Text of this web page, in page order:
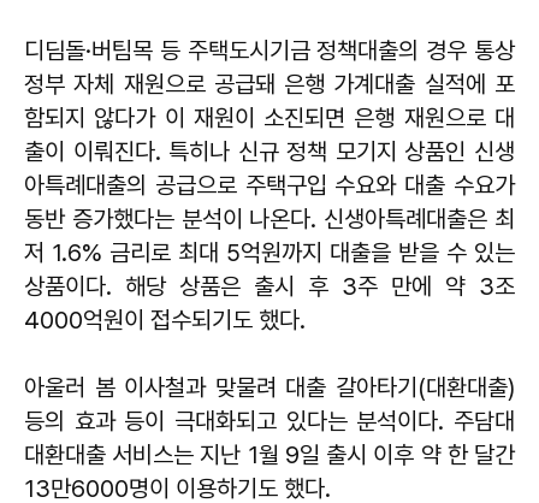
디딤돌·버팀목 등 주택도시기금 정책대출의 경우 통상
정부 자체 재원으로 공급돼 은행 가계대출 실적에 포
함되지 않다가 이 재원이 소진되면 은행 재원으로 대
출이 이뤄진다. 특히나 신규 정책 모기지 상품인 신생
아특례대출의 공급으로 주택구입 수요와 대출 수요가
동반 증가했다는 분석이 나온다. 신생아특례대출은 최
저 1.6% 금리로 최대 5억원까지 대출을 받을 수 있는
상품이다. 해당 상품은 출시 후 3주 만에 약 3조
4000억원이 접수되기도 했다.
아울러 봄 이사철과 맞물려 대출 갈아타기(대환대출)
등의 효과 등이 극대화되고 있다는 분석이다. 주담대
대환대출 서비스는 지난 1월 9일 출시 이후 약 한 달간
13만6000명이 이용하기도 했다.